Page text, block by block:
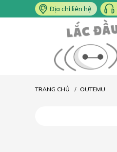
Địa chỉ liên hệ
TRANG CHỦ OUTEMU